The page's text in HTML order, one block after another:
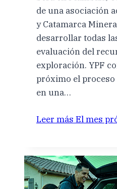
de una asociación
y Catamarca
desarrollar todas
evaluación del
exploración. YPF
próximo el
en una…
Leer más El mes